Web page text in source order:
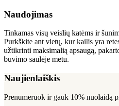
Naudojimas
Tinkamas visų veislių katėms ir
Purkškite ant vietų, kur kailis yra
užtikrinti maksimalią apsaugą,
buvimo saulėje metu.
Naujienlaiškis
Prenumeruok ir gauk 10% nuolaidą